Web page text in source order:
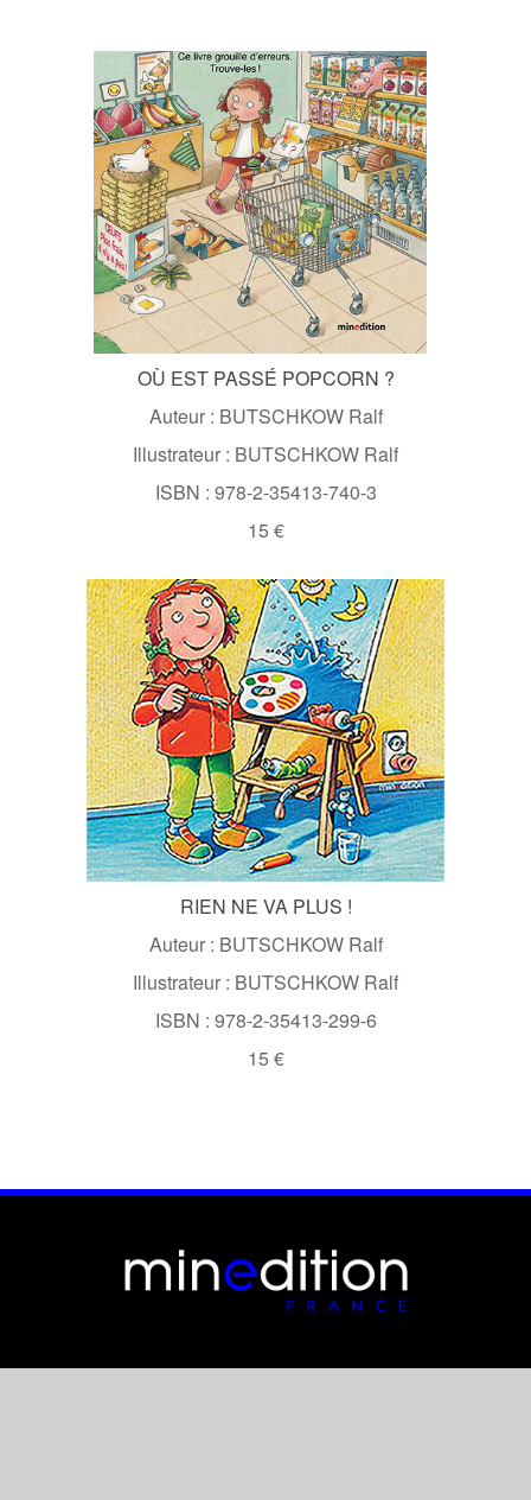
OÙ EST PASSÉ POPCORN ?
Auteur : BUTSCHKOW Ralf
Illustrateur : BUTSCHKOW Ralf
ISBN : 978-2-35413-740-3
15 €
RIEN NE VA PLUS !
Auteur : BUTSCHKOW Ralf
Illustrateur : BUTSCHKOW Ralf
ISBN : 978-2-35413-299-6
15 €